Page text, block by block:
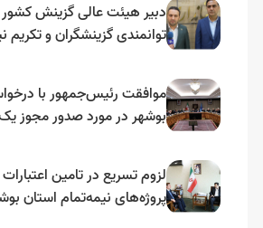
دبیر هیئت عالی گزینش کشور
توانمندی گزینشگران و تکریم
موافقت رئیس‌جمهور با
بوشهر در مورد صدور مجوز
لزوم تسریع در تامین
پروژه‌های نیمه‌تمام استان